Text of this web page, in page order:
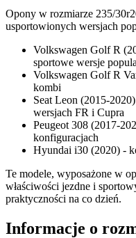
Opony w rozmiarze 235/
usportowionych wersjach
Volkswagen Golf R
sportowe wersje
Volkswagen Golf R
kombi
Seat Leon (2015-
wersjach FR i Cupra
Peugeot 308 (2017-
konfiguracjach
Hyundai i30 (2020) -
Te modele, wyposażone w
właściwości jezdne i
praktyczności na co dzień.
Informacje o